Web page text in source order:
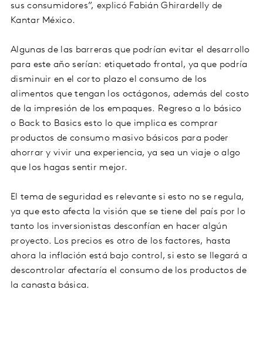
sus consumidores”, explicó Fabián Ghirardelly de
Kantar México.
Algunas de las barreras que podrían evitar el desarrollo
para este año serían: etiquetado frontal, ya que podría
disminuir en el corto plazo el consumo de los
alimentos que tengan los octágonos, además del costo
de la impresión de los empaques. Regreso a lo básico
o Back to Basics esto lo que implica es comprar
productos de consumo masivo básicos para poder
ahorrar y vivir una experiencia, ya sea un viaje o algo
que los hagas sentir mejor.
El tema de seguridad es relevante si esto no se regula,
ya que esto afecta la visión que se tiene del país por lo
tanto los inversionistas desconfían en hacer algún
proyecto. Los precios es otro de los factores, hasta
ahora la inflación está bajo control, si esto se llegará a
descontrolar afectaría el consumo de los productos de
la canasta básica.